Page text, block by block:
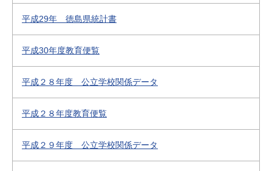
平成29年 徳島県統計書
平成30年度教育便覧
平成２８年度 公立学校関係データ
平成２８年度教育便覧
平成２９年度 公立学校関係データ